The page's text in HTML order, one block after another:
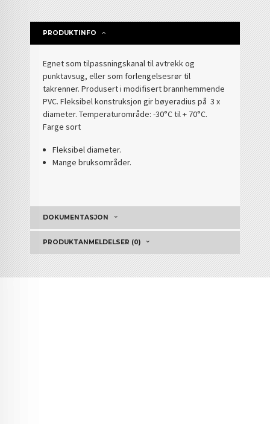
PRODUKTINFO
Egnet som tilpassningskanal til avtrekk og
punktavsug, eller som forlengelsesrør til
takrenner. Produsert i modifisert brannhemmende
PVC. Fleksibel konstruksjon gir bøyeradius på 3 x
diameter. Temperaturområde: -30°C til + 70°C.
Farge sort
Fleksibel diameter.
Mange bruksområder.
DOKUMENTASJON
PRODUKTANMELDELSER (0)